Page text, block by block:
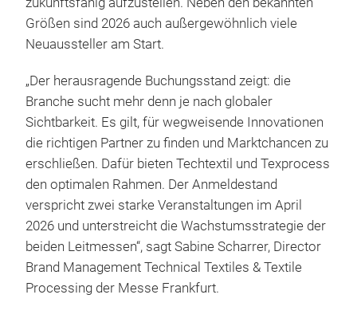
Größen sind 2026 auch außergewöhnlich viele
Neuaussteller am Start.
„Der herausragende Buchungsstand zeigt: die
Branche sucht mehr denn je nach globaler
Sichtbarkeit. Es gilt, für wegweisende Innovationen
die richtigen Partner zu finden und Marktchancen zu
erschließen. Dafür bieten Techtextil und Texprocess
den optimalen Rahmen. Der Anmeldestand
verspricht zwei starke Veranstaltungen im April
2026 und unterstreicht die Wachstumsstrategie der
beiden Leitmessen“, sagt Sabine Scharrer, Director
Brand Management Technical Textiles & Textile
Processing der Messe Frankfurt.